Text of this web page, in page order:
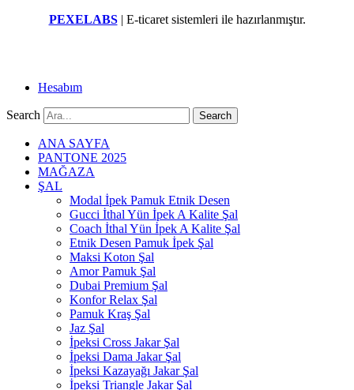
PEXELABS| E-ticaret sistemleri ile hazırlanmıştır.
Hesabım
Search Search
ANA SAYFA
PANTONE 2025
MAĞAZA
ŞAL
Modal İpek Pamuk Etnik Desen
Gucci İthal Yün İpek A Kalite Şal
Coach İthal Yün İpek A Kalite Şal
Etnik Desen Pamuk İpek Şal
Maksi Koton Şal
Amor Pamuk Şal
Dubai Premium Şal
Konfor Relax Şal
Pamuk Kraş Şal
Jaz Şal
İpeksi Cross Jakar Şal
İpeksi Dama Jakar Şal
İpeksi Kazayağı Jakar Şal
İpeksi Triangle Jakar Şal